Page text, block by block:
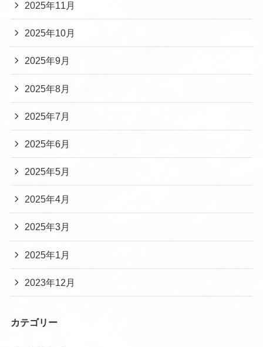
2025年11月
2025年10月
2025年9月
2025年8月
2025年7月
2025年6月
2025年5月
2025年4月
2025年3月
2025年1月
2023年12月
カテゴリー